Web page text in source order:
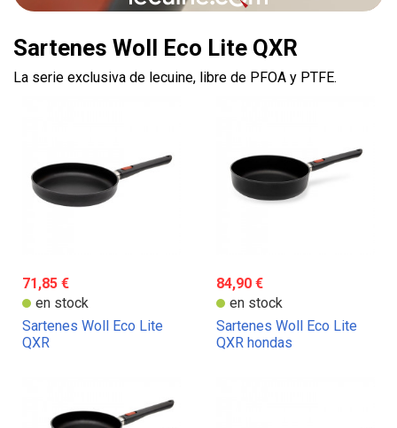
Sartenes Woll Eco Lite QXR
La serie exclusiva de lecuine, libre de PFOA y PTFE.
71,85 €
en stock
Sartenes Woll Eco Lite
QXR
84,90 €
en stock
Sartenes Woll Eco Lite
QXR hondas